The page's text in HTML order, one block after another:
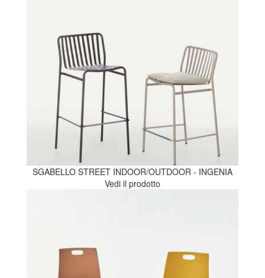
SGABELLO STREET INDOOR/OUTDOOR - INGENIA
Vedi il prodotto